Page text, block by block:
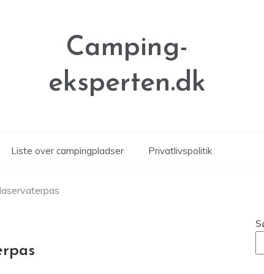
Camping-
eksperten.dk
Liste over campingpladser Privatlivspolitik